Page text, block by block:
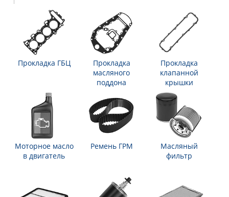
Прокладка ГБЦ
Прокладка
масляного
поддона
Прокладка
клапанной
крышки
Моторное масло
в двигатель
Ремень ГРМ
Масляный
фильтр